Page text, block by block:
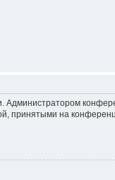
Администратором
принятыми на